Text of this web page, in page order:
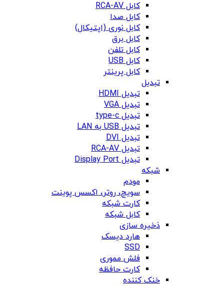
کابل RCA-AV
کابل صدا
کابل نوری (اپتیکال)
کابل برق
کابل تلفن
کابل USB
کابل پرینتر
تبدیل
تبدیل HDMI
تبدیل VGA
تبدیل type-c
تبدیل USB به LAN
تبدیل DVI
تبدیل RCA-AV
تبدیل Display Port
شبکه
مودم
سویچ، روتر، اکسس پوینت
کارت شبکه
کابل شبکه
ذخیره سازی
هارد دیسک
SSD
فلش مموری
کارت حافظه
خنک کننده